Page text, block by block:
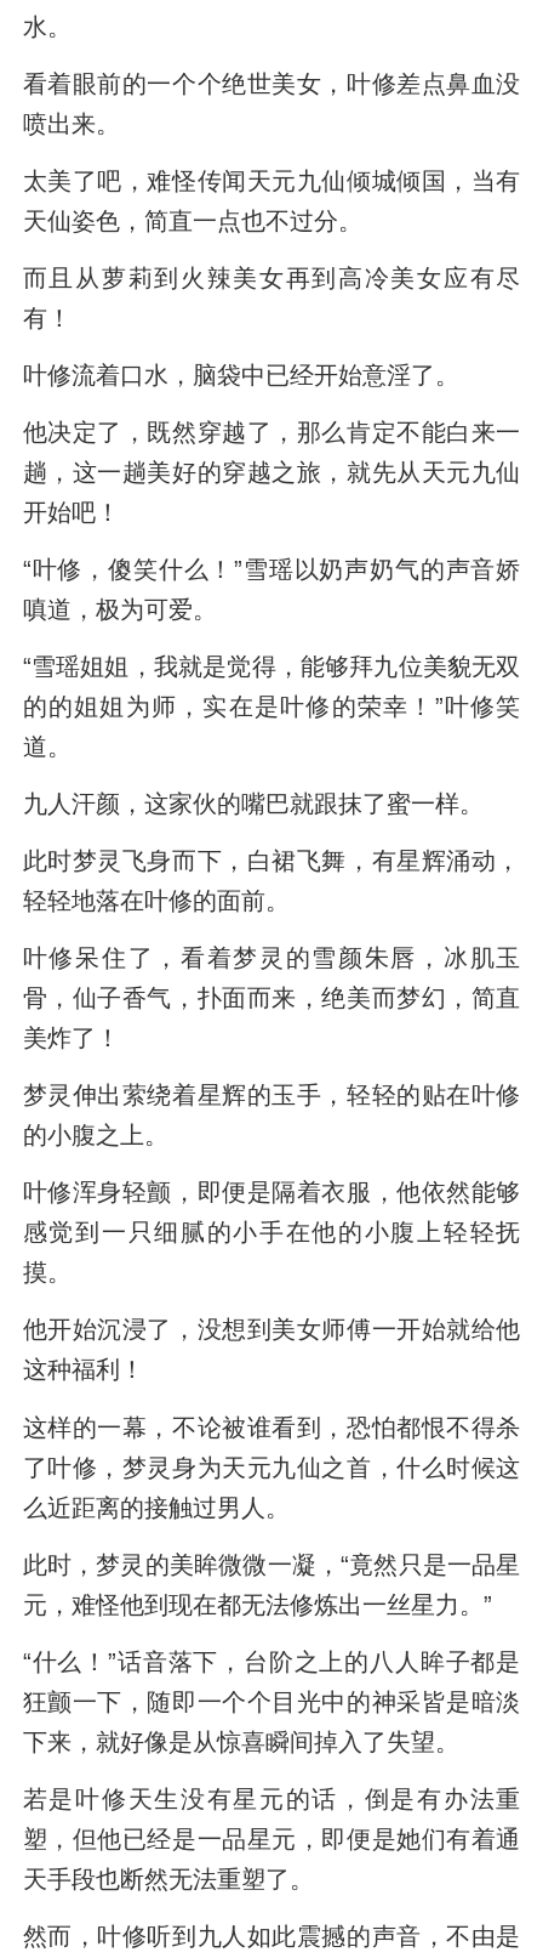
水。
看着眼前的一个个绝世美女，叶修差点鼻血没
喷出来。
太美了吧，难怪传闻天元九仙倾城倾国，当有
天仙姿色，简直一点也不过分。
而且从萝莉到火辣美女再到高冷美女应有尽
有！
叶修流着口水，脑袋中已经开始意淫了。
他决定了，既然穿越了，那么肯定不能白来一
趟，这一趟美好的穿越之旅，就先从天元九仙
开始吧！
“叶修，傻笑什么！”雪瑶以奶声奶气的声音娇
嗔道，极为可爱。
“雪瑶姐姐，我就是觉得，能够拜九位美貌无双
的的姐姐为师，实在是叶修的荣幸！”叶修笑
道。
九人汗颜，这家伙的嘴巴就跟抹了蜜一样。
此时梦灵飞身而下，白裙飞舞，有星辉涌动，
轻轻地落在叶修的面前。
叶修呆住了，看着梦灵的雪颜朱唇，冰肌玉
骨，仙子香气，扑面而来，绝美而梦幻，简直
美炸了！
梦灵伸出萦绕着星辉的玉手，轻轻的贴在叶修
的小腹之上。
叶修浑身轻颤，即便是隔着衣服，他依然能够
感觉到一只细腻的小手在他的小腹上轻轻抚
摸。
他开始沉浸了，没想到美女师傅一开始就给他
这种福利！
这样的一幕，不论被谁看到，恐怕都恨不得杀
了叶修，梦灵身为天元九仙之首，什么时候这
么近距离的接触过男人。
此时，梦灵的美眸微微一凝，“竟然只是一品星
元，难怪他到现在都无法修炼出一丝星力。”
“什么！”话音落下，台阶之上的八人眸子都是
狂颤一下，随即一个个目光中的神采皆是暗淡
下来，就好像是从惊喜瞬间掉入了失望。
若是叶修天生没有星元的话，倒是有办法重
塑，但他已经是一品星元，即便是她们有着通
天手段也断然无法重塑了。
然而，叶修听到九人如此震撼的声音，不由是